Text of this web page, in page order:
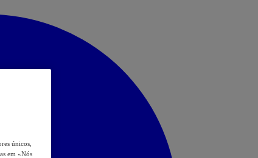
únicos,
em «Nós